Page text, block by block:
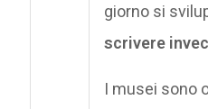
giorno si
scrivere
I musei sono